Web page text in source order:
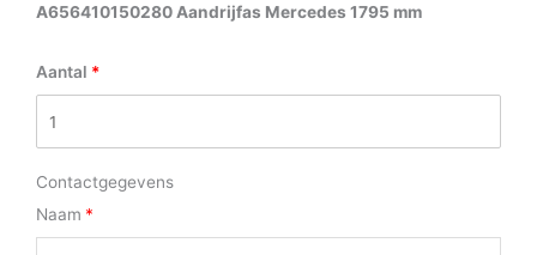
A656410150280 Aandrijfas Mercedes 1795 mm
Aantal
Contactgegevens
Naam